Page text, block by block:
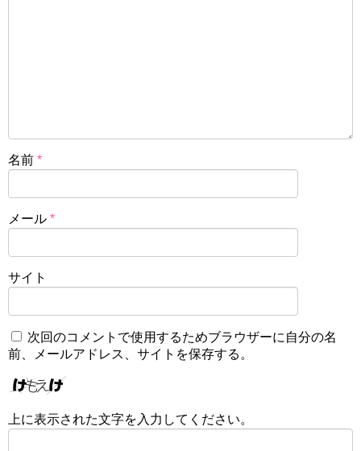
名前 *
メール *
サイト
次回のコメントで使用するためブラウザーに自分の名
前、メールアドレス、サイトを保存する。
上に表示された文字を入力してください。